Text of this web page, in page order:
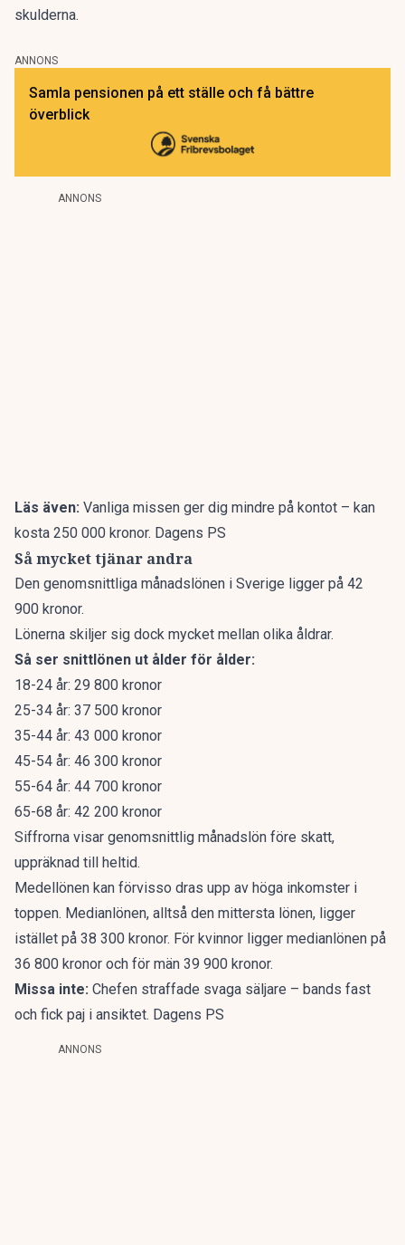
skulderna.
ANNONS
Samla pensionen på ett ställe och få bättre
överblick
ANNONS
Läs även: Vanliga missen ger dig mindre på kontot – kan
kosta 250 000 kronor. Dagens PS
Så mycket tjänar andra
Den genomsnittliga månadslönen i Sverige ligger på 42
900 kronor.
Lönerna skiljer sig dock mycket mellan olika åldrar.
Så ser snittlönen ut ålder för ålder:
18-24 år: 29 800 kronor
25-34 år: 37 500 kronor
35-44 år: 43 000 kronor
45-54 år: 46 300 kronor
55-64 år: 44 700 kronor
65-68 år: 42 200 kronor
Siffrorna visar genomsnittlig månadslön före skatt,
uppräknad till heltid.
Medellönen kan förvisso dras upp av höga inkomster i
toppen. Medianlönen, alltså den mittersta lönen, ligger
istället på 38 300 kronor. För kvinnor ligger medianlönen på
36 800 kronor och för män 39 900 kronor.
Missa inte: Chefen straffade svaga säljare – bands fast
och fick paj i ansiktet. Dagens PS
ANNONS